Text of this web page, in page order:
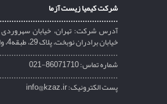
شرکت کیمیا زیست آزما
آدرس شرکت: تهران، خیابان سهروردی
خیابان برادران نوبخت، پلاک 29، طبقه4، واحد 8
شماره تماس: 86071710-021
پست الکترونیک: info@kzaz.ir